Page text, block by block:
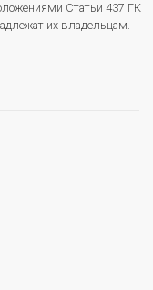
Статьи 437 ГК
их владельцам.